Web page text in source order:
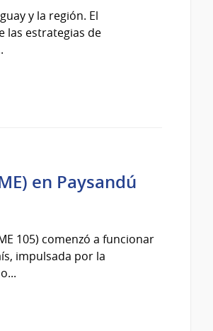
y la región. El
las estrategias de
en Paysandú
105) comenzó a funcionar
impulsada por la